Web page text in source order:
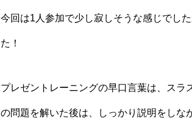
今回は1人参加で少し寂しそうな感じでし
た！
プレゼントレーニングの早口言葉は、スラ
の問題を解いた後は、しっかり説明をしな